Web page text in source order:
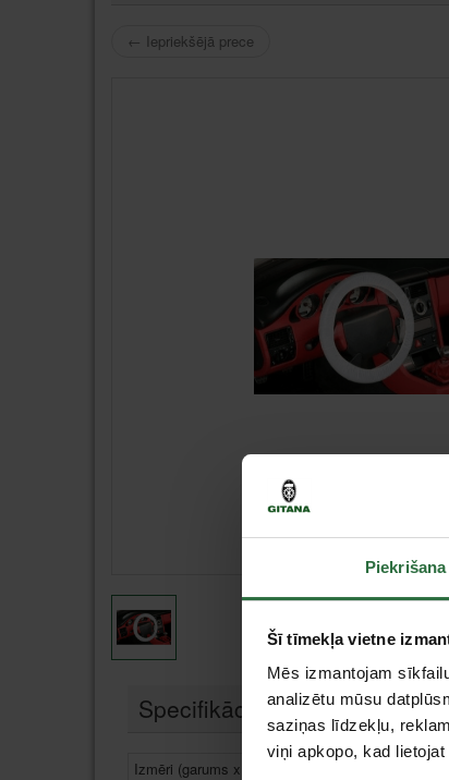
Piekrišana
Šī tīmekļa vietne
Mēs izmantojam
analizētu mūsu
saziņas līdzekļu,
viņi apkopo, kad
← Iepriekšējā prece
Specifikācija
Izmēri (garums x platums x augstums)